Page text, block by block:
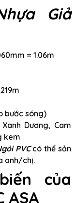
Giả
= 1.06m
bước sóng)
Dương, Cam
kem
PVC có thể sản
anh/chị.
của
ASA